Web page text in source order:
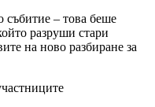
събитие – това беше
разруши стари
на ново разбиране за